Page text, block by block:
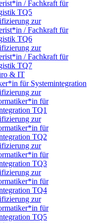
/ Fachkraft für
TQ5
zur
/ Fachkraft für
TQ6
zur
/ Fachkraft für
TQ7
& IT
für Systemintegration
zur
für
TQ1
zur
für
TQ2
zur
für
TQ3
zur
für
TQ4
zur
für
TQ5